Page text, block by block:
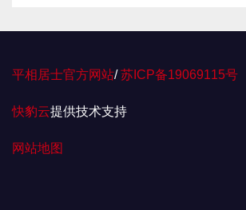
平相居士官方网站/苏ICP备19069115号
快豹云提供技术支持
网站地图